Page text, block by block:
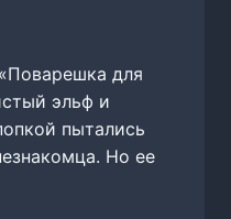
для
эльф и
пытались
Но ее